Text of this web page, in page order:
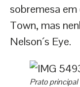
sobremesa
Town, mas
Nelson´s Eye.
Prato principal